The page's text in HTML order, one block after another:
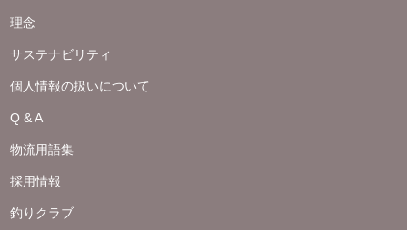
理念
サステナビリティ
個人情報の扱いについて
Q & A
物流用語集
採用情報
釣りクラブ